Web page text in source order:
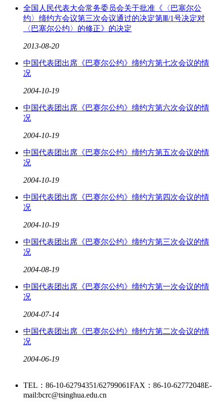
全国人民代表大会常务委员会关于批准《〈巴塞尔公
约〉缔约方会议第三次会议通过的决定第Ⅲ/1号决定对
〈巴塞尔公约〉的修正》的决定
2013-08-20
中国代表团出席《巴赛尔公约》缔约方第七次会议的情
况
2004-10-19
中国代表团出席《巴赛尔公约》缔约方第六次会议的情
况
2004-10-19
中国代表团出席《巴赛尔公约》缔约方第五次会议的情
况
2004-10-19
中国代表团出席《巴赛尔公约》缔约方第四次会议的情
况
2004-10-19
中国代表团出席《巴赛尔公约》缔约方第三次会议的情
况
2004-08-19
中国代表团出席《巴赛尔公约》缔约方第一次会议的情
况
2004-07-14
中国代表团出席《巴赛尔公约》缔约方第二次会议的情
况
2004-06-19
TEL：86-10-62794351/62799061FAX：86-10-62772048E-
mail:bcrc@tsinghua.edu.cn